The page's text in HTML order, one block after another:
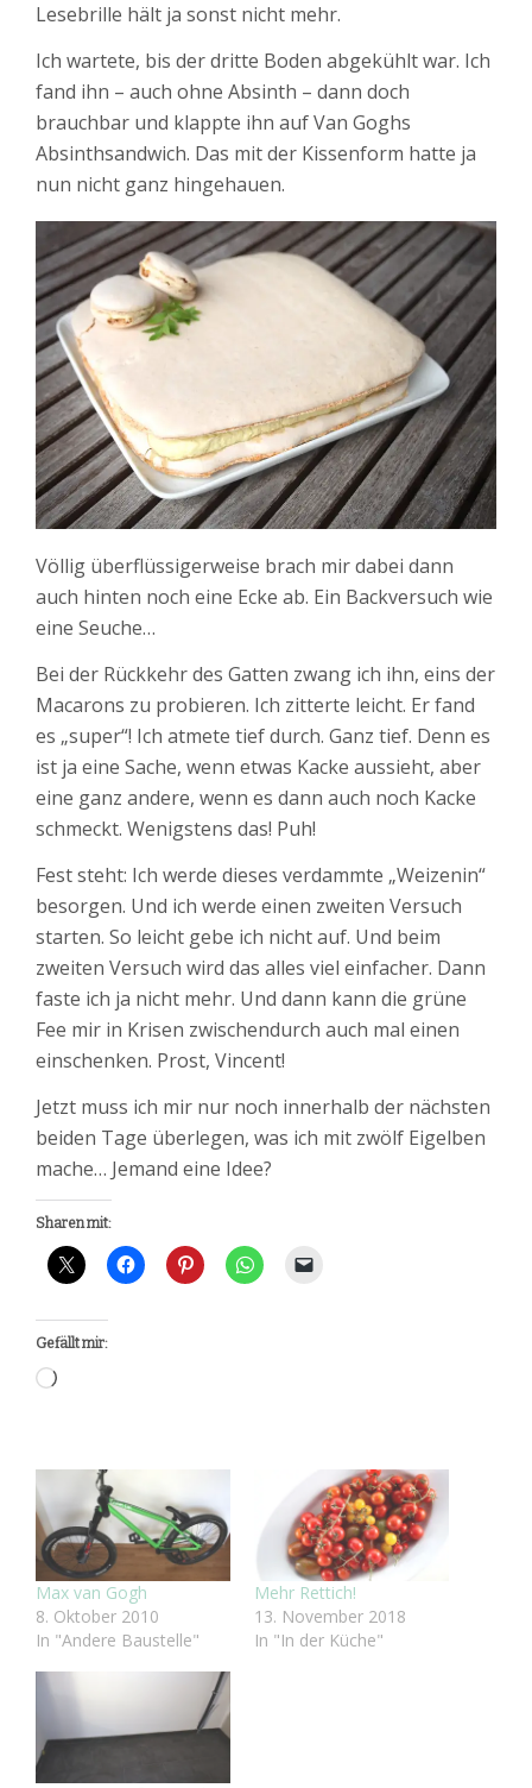
Lesebrille hält ja sonst nicht mehr.
Ich wartete, bis der dritte Boden abgekühlt war. Ich
fand ihn – auch ohne Absinth – dann doch
brauchbar und klappte ihn auf Van Goghs
Absinthsandwich. Das mit der Kissenform hatte ja
nun nicht ganz hingehauen.
Völlig überflüssigerweise brach mir dabei dann
auch hinten noch eine Ecke ab. Ein Backversuch wie
eine Seuche…
Bei der Rückkehr des Gatten zwang ich ihn, eins der
Macarons zu probieren. Ich zitterte leicht. Er fand
es „super“! Ich atmete tief durch. Ganz tief. Denn es
ist ja eine Sache, wenn etwas Kacke aussieht, aber
eine ganz andere, wenn es dann auch noch Kacke
schmeckt. Wenigstens das! Puh!
Fest steht: Ich werde dieses verdammte „Weizenin“
besorgen. Und ich werde einen zweiten Versuch
starten. So leicht gebe ich nicht auf. Und beim
zweiten Versuch wird das alles viel einfacher. Dann
faste ich ja nicht mehr. Und dann kann die grüne
Fee mir in Krisen zwischendurch auch mal einen
einschenken. Prost, Vincent!
Jetzt muss ich mir nur noch innerhalb der nächsten
beiden Tage überlegen, was ich mit zwölf Eigelben
mache… Jemand eine Idee?
Sharen mit:
Gefällt mir:
Wird
Max van Gogh
8. Oktober 2010
In "Andere Baustelle"
Mehr Rettich!
13. November 2018
In "In der Küche"